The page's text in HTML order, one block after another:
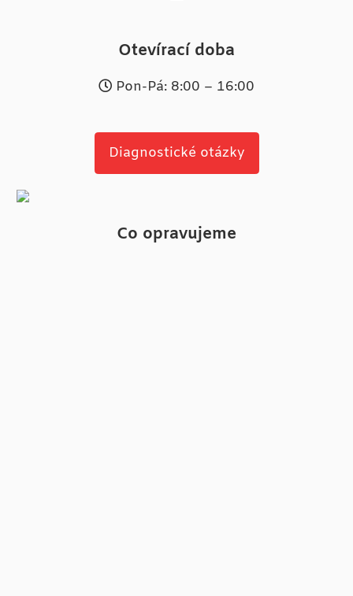
Otevírací doba
Pon-Pá: 8:00 – 16:00
Diagnostické otázky
Co opravujeme